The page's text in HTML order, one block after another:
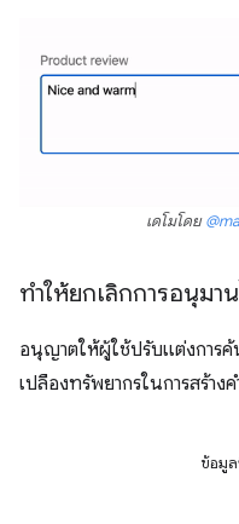
เดโมโดย
ทำให้ยกเลิกการอนุมา
อนุญาตให้ผู้ใช้ปรับแต่งการ
เปลืองทรัพยากรในการสร้า
ข้อมู